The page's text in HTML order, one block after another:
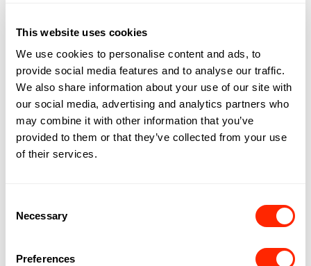
This website uses cookies
We use cookies to personalise content and ads, to
provide social media features and to analyse our traffic.
We also share information about your use of our site with
our social media, advertising and analytics partners who
may combine it with other information that you’ve
provided to them or that they’ve collected from your use
of their services.
Selection
Necessary
Preferences
Niveau 1
(514) 342-8128
JEFF DE BRUGES
Niveau 2
(438) 375-6969
(514) 375-8383